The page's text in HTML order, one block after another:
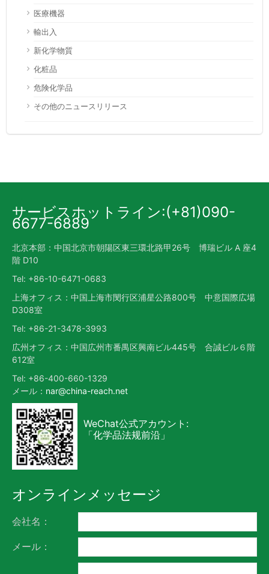
医療機器
輸出入
新化学物質
化粧品
危険化学品
その他のニュースリリース
サービスホットライン:(+81)090-
6677-6889
北京本部：中国北京市朝陽区東三環北路甲26号 博瑞ビル A 座4
階 D10
Tel: +86-10-6471-0683
上海オフィス：中国上海市閔行区浦星公路800号 中意国際広場
D308室
Tel: +86-21-3478-3993
広州オフィス：中国広州市番禺区興南ビル445号 合誠ビル６階
612室
Tel: +86-400-660-1329
メール： nar@china-reach.net
WeChat公式アカウント:
「化学品法规前沿」
オンラインメッセージ
会社名：
メール：